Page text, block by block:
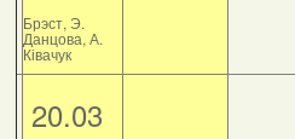
Брэст, Э.
Данцова, А.
Ківачук
20.03